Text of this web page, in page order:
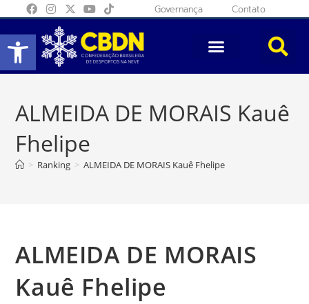
Abrir a barra de ferramentas
Governança Contato
ALMEIDA DE MORAIS Kauê
Fhelipe
> Ranking > ALMEIDA DE MORAIS Kauê Fhelipe
ALMEIDA DE MORAIS
Kauê Fhelipe